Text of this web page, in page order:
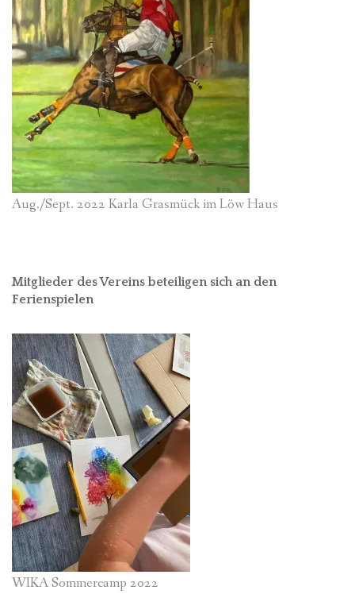
Aug./Sept. 2022 Karla Grasmück im Löw Haus
Mitglieder des Vereins beteiligen sich an den
Ferienspielen
WIKA Sommercamp 2022